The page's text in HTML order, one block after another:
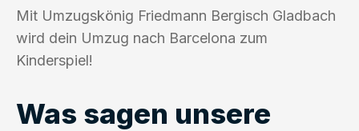
Mit Umzugskönig Friedmann Bergisch Gladbach
wird dein Umzug nach Barcelona zum
Kinderspiel!
Was sagen unsere